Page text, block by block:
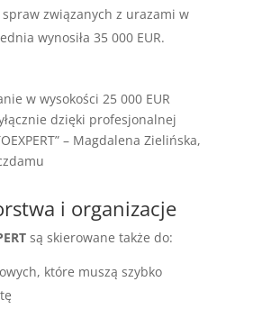
spraw związanych z urazami w
wynosiła 35 000 EUR.
w wysokości 25 000 EUR
dzięki profesjonalnej
– Magdalena Zielińska,
i organizacje
są skierowane także do:
które muszą szybko